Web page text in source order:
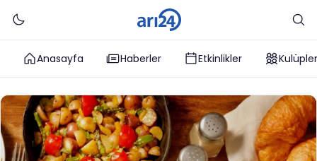
Anasayfa Haberler Etkinlikler Kulüpler